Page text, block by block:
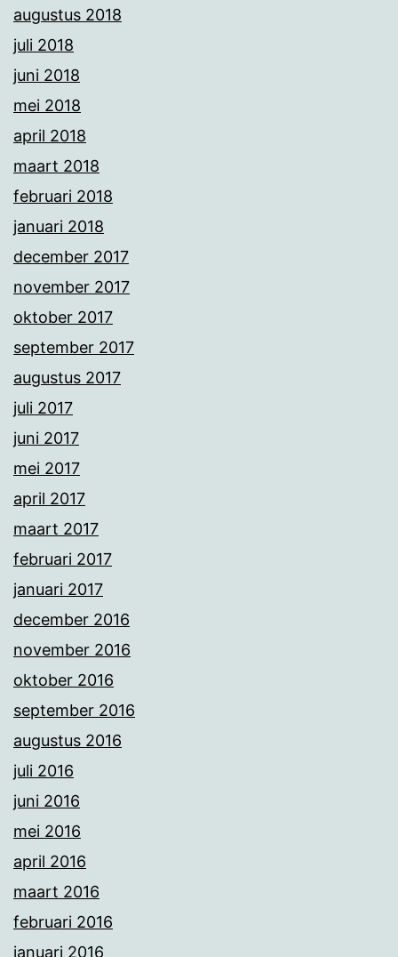
augustus 2018
juli 2018
juni 2018
mei 2018
april 2018
maart 2018
februari 2018
januari 2018
december 2017
november 2017
oktober 2017
september 2017
augustus 2017
juli 2017
juni 2017
mei 2017
april 2017
maart 2017
februari 2017
januari 2017
december 2016
november 2016
oktober 2016
september 2016
augustus 2016
juli 2016
juni 2016
mei 2016
april 2016
maart 2016
februari 2016
januari 2016